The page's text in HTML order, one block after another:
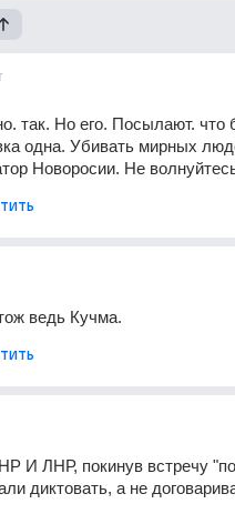
так. Но его. Посылают. что
одна. Убивать мирных
Новоросии. Не
ведь Кучма.
И ЛНР, покинув встречу
диктовать, а не